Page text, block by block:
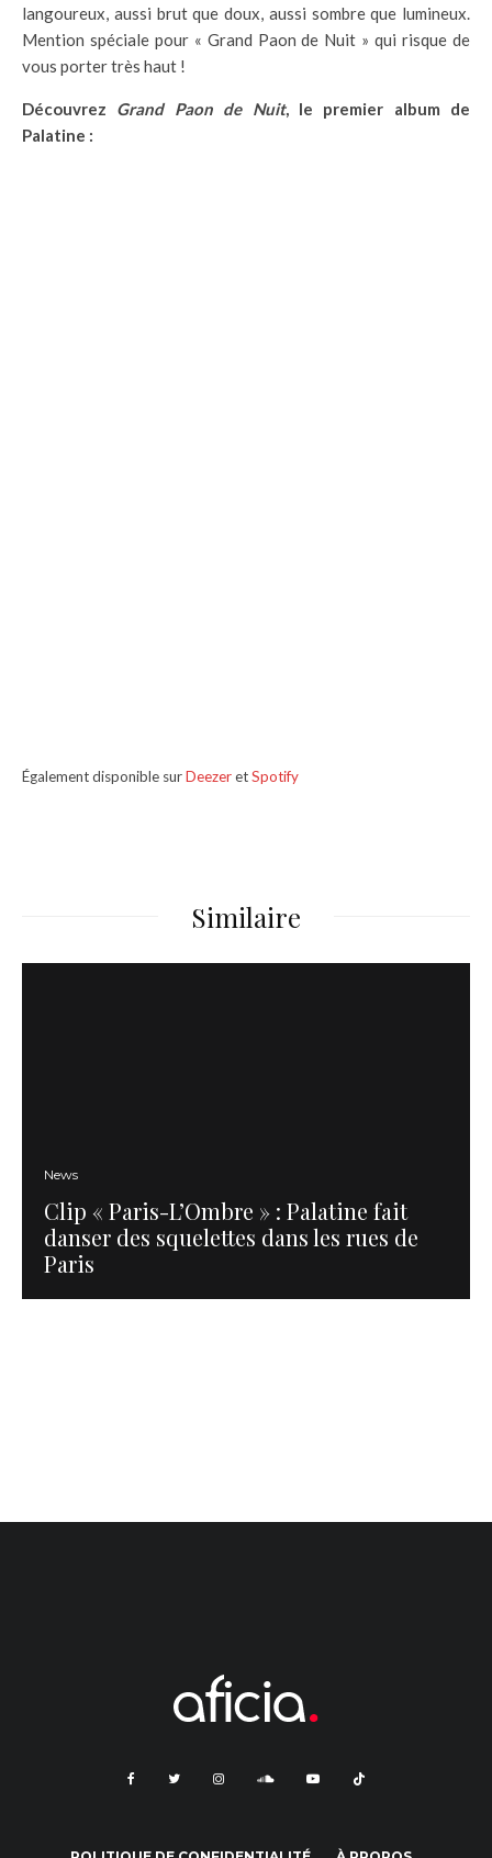
langoureux, aussi brut que doux, aussi sombre que lumineux.
Mention spéciale pour « Grand Paon de Nuit » qui risque de
vous porter très haut !
Découvrez Grand Paon de Nuit, le premier album de
Palatine :
Également disponible surDeezeretSpotify
Similaire
News
Clip « Paris-L’Ombre » : Palatine fait
danser des squelettes dans les rues de
Paris